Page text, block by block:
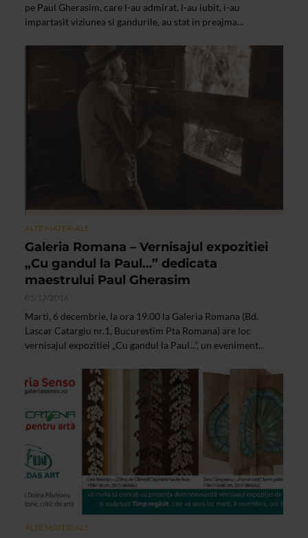
pe Paul Gherasim, care l-au admirat, l-au iubit, i-au
impartasit viziunea si gandurile, au stat in preajma...
ALTE MATERIALE
Galeria Romana – Vernisajul expozitiei
„Cu gandul la Paul…” dedicata
maestrului Paul Gherasim
05/12/2016
Marti, 6 decembrie, la ora 19.00 la Galeria Romana (Bd.
Lascar Catargiu nr.1, Bucurestim Pta Romana) are loc
vernisajul expozitiei „Cu gandul la Paul...”, un eveniment...
ALTE MATERIALE